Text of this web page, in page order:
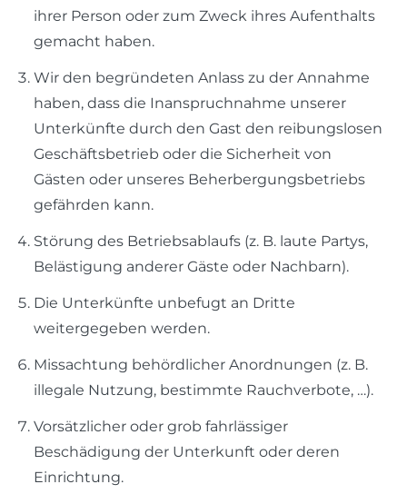
ihrer Person oder zum Zweck ihres Aufenthalts
gemacht haben.
Wir den begründeten Anlass zu der Annahme
haben, dass die Inanspruchnahme unserer
Unterkünfte durch den Gast den reibungslosen
Geschäftsbetrieb oder die Sicherheit von
Gästen oder unseres Beherbergungsbetriebs
gefährden kann.
Störung des Betriebsablaufs (z. B. laute Partys,
Belästigung anderer Gäste oder Nachbarn).
Die Unterkünfte unbefugt an Dritte
weitergegeben werden.
Missachtung behördlicher Anordnungen (z. B.
illegale Nutzung, bestimmte Rauchverbote, …).
Vorsätzlicher oder grob fahrlässiger
Beschädigung der Unterkunft oder deren
Einrichtung.